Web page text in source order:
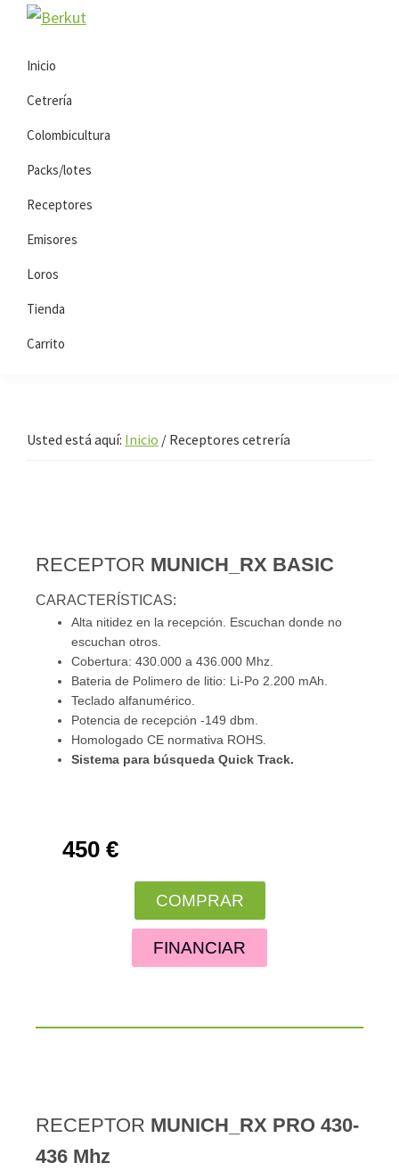
Saltar
navegación
Saltar
contenido
principal
Inicio
Cetrería
Colombicultura
Packs/lotes
Receptores
Emisores
Loros
Tienda
Carrito
Usted está aquí: Inicio / Receptores cetrería
RECEPTOR MUNICH_RX BASIC
CARACTERÍSTICAS:
Alta nitidez en la recepción. Escuchan donde no
escuchan otros.
Cobertura: 430.000 a 436.000 Mhz.
Bateria de Polimero de litio: Li-Po 2.200 mAh.
Teclado alfanumérico.
Potencia de recepción -149 dbm.
Homologado CE normativa ROHS.
Sistema para búsqueda Quick Track.
450 €
COMPRAR
FINANCIAR
RECEPTOR MUNICH_RX PRO 430-
436 Mhz